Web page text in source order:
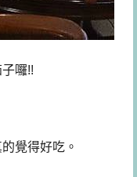
囉!!
覺得好吃。